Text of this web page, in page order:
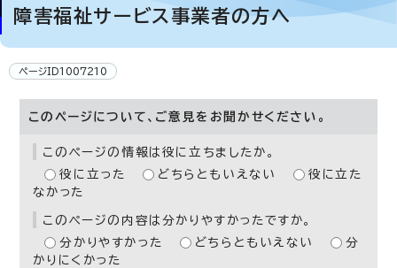
障害福祉サービス事業者の方へ
ページID1007210
このページについて、ご意見をお聞かせください。
このページの情報は役に立ちましたか。
役に立った
どちらともいえない
役に立た
なかった
このページの内容は分かりやすかったですか。
分かりやすかった
どちらともいえない
分
かりにくかった